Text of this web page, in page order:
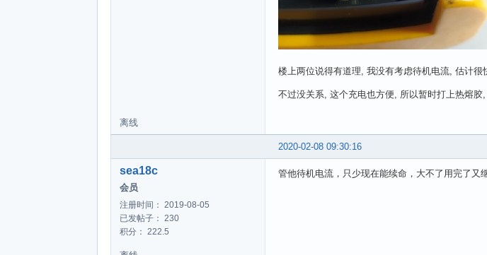
楼上两位说得有道理, 我没有考虑待机电流, 估计很
不过没关系, 这个充电也方便, 所以暂时打上热熔胶,
离线
2020-02-08 09:30:16
sea18c
会员
注册时间： 2019-08-05
已发帖子： 230
积分： 222.5
管他待机电流，只少现在能续命，大不了用完了又